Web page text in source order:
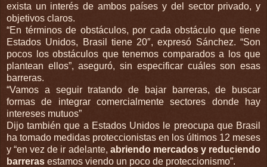
exista un interés de ambos países y del sector privado, y
objetivos claros.
“En términos de obstáculos, por cada obstáculo que tiene
Estados Unidos, Brasil tiene 20″, expresó Sánchez. “Son
pocos los obstáculos que tenemos comparados a los que
plantean ellos”, aseguró, sin especificar cuáles son esas
barreras.
“Vamos a seguir tratando de bajar barreras, de buscar
formas de integrar comercialmente sectores donde hay
intereses mutuos”
Dijo también que a Estados Unidos le preocupa que Brasil
ha tomado medidas proteccionistas en los últimos 12 meses
y “en vez de ir adelante, abriendo mercados y reduciendo
barreras estamos viendo un poco de proteccionismo”.